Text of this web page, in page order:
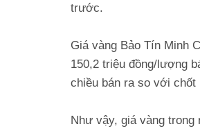
trước.
Giá vàng Bảo Tín Minh
150,2 triệu đồng/lượng
chiều bán ra so với
Như vậy, giá vàng trong